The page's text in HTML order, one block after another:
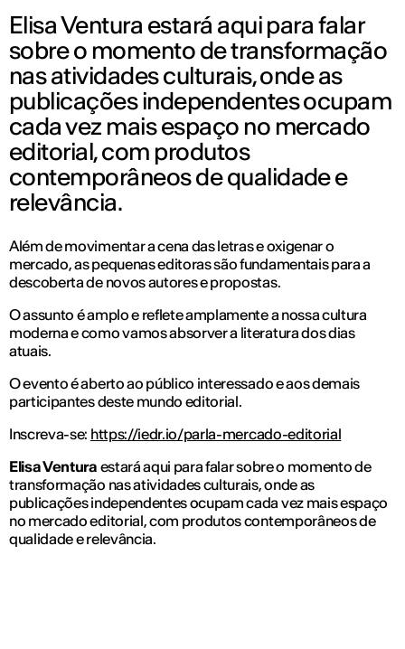
Elisa Ventura estará aqui para falar
sobre o momento de transformação
nas atividades culturais, onde as
publicações independentes ocupam
cada vez mais espaço no mercado
editorial, com produtos
contemporâneos de qualidade e
relevância.
Além de movimentar a cena das letras e oxigenar o
mercado, as pequenas editoras são fundamentais para a
descoberta de novos autores e propostas.
O assunto é amplo e reflete amplamente a nossa cultura
moderna e como vamos absorver a literatura dos dias
atuais.
O evento é aberto ao público interessado e aos demais
participantes deste mundo editorial.
Inscreva-se: https://iedr.io/parla-mercado-editorial
Elisa Ventura estará aqui para falar sobre o momento de
transformação nas atividades culturais, onde as
publicações independentes ocupam cada vez mais espaço
no mercado editorial, com produtos contemporâneos de
qualidade e relevância.